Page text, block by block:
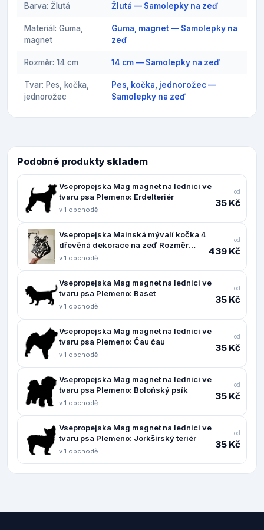
Barva: Žlutá Žlutá — Samolepky na zeď
Materiál: Guma,
magnet
Guma, magnet — Samolepky na
zeď
Rozměr: 14 cm 14 cm — Samolepky na zeď
Tvar: Pes, kočka,
jednorožec
Pes, kočka, jednorožec —
Samolepky na zeď
Podobné produkty skladem
Vsepropejska Mag magnet na lednici ve
tvaru psa Plemeno: Erdelteriér
v 1 obchodě
od
35 Kč
Vsepropejska Mainská mývalí kočka 4
dřevěná dekorace na zeď Rozměr
(cm): 38 x 30
v 1 obchodě
od
439 Kč
Vsepropejska Mag magnet na lednici ve
tvaru psa Plemeno: Baset
v 1 obchodě
od
35 Kč
Vsepropejska Mag magnet na lednici ve
tvaru psa Plemeno: Čau čau
v 1 obchodě
od
35 Kč
Vsepropejska Mag magnet na lednici ve
tvaru psa Plemeno: Boloňský psík
v 1 obchodě
od
35 Kč
Vsepropejska Mag magnet na lednici ve
tvaru psa Plemeno: Jorkšírský teriér
v 1 obchodě
od
35 Kč